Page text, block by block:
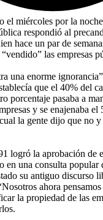
el miércoles por la
respondió al
hace un par de
las empresas
una enorme
que el 40% del
porcentaje pasaba a
y se enajenaba el
la gente dijo que no y
logró la aprobación de
en una consulta popular
su antiguo discurso
ahora
la propiedad de las